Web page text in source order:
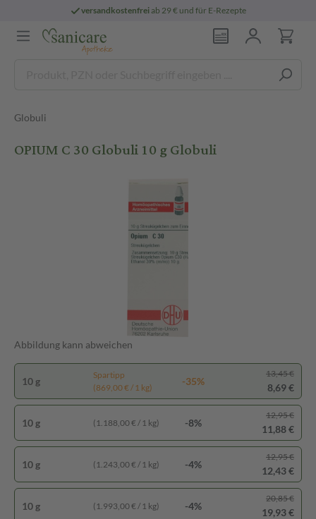
versandkostenfreiab 29 € und für E-Rezepte
Globuli
OPIUM C 30 Globuli 10 g Globuli
Abbildung kann abweichen
10 g
Spartipp
(869,00 € / 1 kg)
-35%
13,45 €
8,69 €
10 g (1.188,00 € / 1 kg) -8%
12,95 €
11,88 €
10 g (1.243,00 € / 1 kg) -4%
12,95 €
12,43 €
10 g (1.993,00 € / 1 kg) -4%
20,85 €
19,93 €